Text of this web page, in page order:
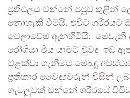
ප්‍රතිඵලය වන්නේ පපුව තුළින්
නොහැකි වීමයි. එවිට ශරීරයට
වෙලාවේම ඇනහිටියි. මෙවැනි
රෝගියා මිය යාමට වුවද ඉඩ
වළක්වා ගැනීමට මෙබඳු
ප්‍රතිකාර වෛද්‍යවරුන් විසින්
ගැටලුවක් වන්නේ ශරීරයේ